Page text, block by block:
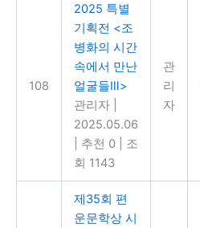
108
2025 특별
기획전 <조
병화의 시간
속에서 만난
얼굴들Ⅲ>
관리자
2025.05.06
추천 0
조
회 1143
관
리
자
제35회 편
운문학상 시